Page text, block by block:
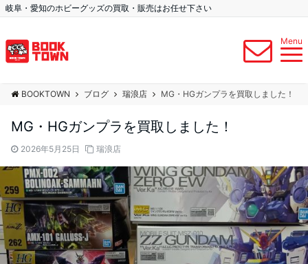
岐阜・愛知のホビーグッズの買取・販売はお任せ下さい
Menu
BOOKTOWN ブログ 瑞浪店 MG・HGガンプラを買取しました！
MG・HGガンプラを買取しました！
2026年5月25日 瑞浪店